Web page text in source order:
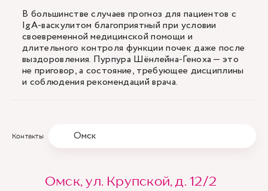
В большинстве случаев прогноз для пациентов с
IgA-васкулитом благоприятный при условии
своевременной медицинской помощи и
длительного контроля функции почек даже после
выздоровления. Пурпура Шёнлейна-Геноха — это
не приговор, а состояние, требующее дисциплины
и соблюдения рекомендаций врача.
Контакты Омск
Омск, ул. Крупской, д. 12/2